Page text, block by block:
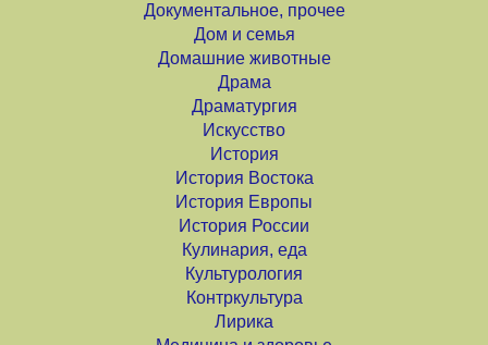
Документальное, прочее
Дом и семья
Домашние животные
Драма
Драматургия
Искусство
История
История Востока
История Европы
История России
Кулинария, еда
Культурология
Контркультура
Лирика